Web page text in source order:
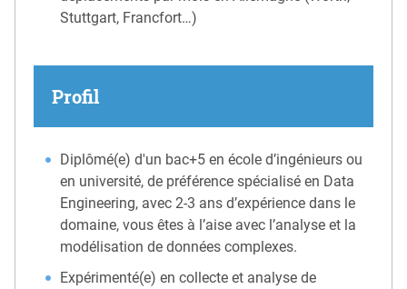
Stuttgart, Francfort…)
Profil
Diplômé(e) d'un bac+5 en école d’ingénieurs ou
en université, de préférence spécialisé en Data
Engineering, avec 2-3 ans d’expérience dans le
domaine, vous êtes à l’aise avec l’analyse et la
modélisation de données complexes.
Expérimenté(e) en collecte et analyse de